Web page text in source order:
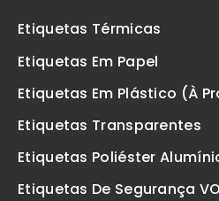
Etiquetas Térmicas
Etiquetas Em Papel
Etiquetas Em Plástico (à
Etiquetas Transparentes
Etiquetas Poliéster
Etiquetas De Segurança